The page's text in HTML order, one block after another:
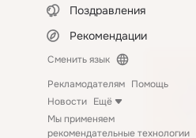
Поздравления
Рекомендации
Сменить язык
Рекламодателям Помощь
Новости Ещё
Мы применяем
рекомендательные технологии